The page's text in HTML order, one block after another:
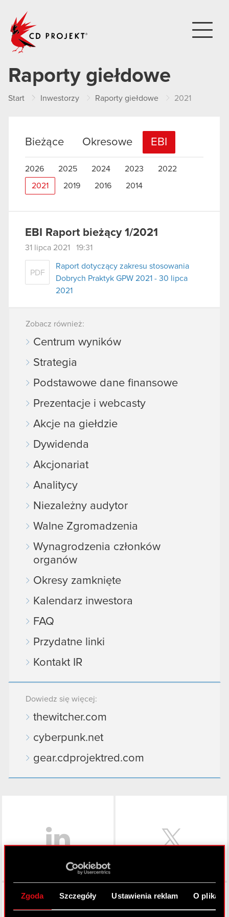
Zgoda Szczegóły Ustawienia reklam O
Raporty giełdowe
Start Inwestorzy Raporty giełdowe 2021
Bieżące Okresowe EBI
2026 2025 2024 2023 2022
2021 2019 2016 2014
EBI Raport bieżący 1/2021
31 lipca 2021 19:31
PDF
Raport dotyczący zakresu stosowania
Dobrych Praktyk GPW 2021 - 30 lipca
2021
Zobacz również:
Centrum wyników
Strategia
Podstawowe dane finansowe
Prezentacje i webcasty
Akcje na giełdzie
Dywidenda
Akcjonariat
Analitycy
Niezależny audytor
Walne Zgromadzenia
Wynagrodzenia członków
organów
Okresy zamknięte
Kalendarz inwestora
FAQ
Przydatne linki
Kontakt IR
Dowiedz się więcej:
thewitcher.com
cyberpunk.net
gear.cdprojektred.com
Facebook